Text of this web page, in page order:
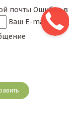
почты Ошибка в
Ваш E-mail